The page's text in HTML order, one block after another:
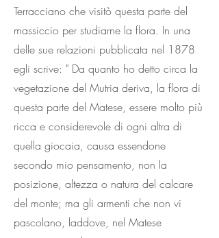
Terracciano che visitò questa parte del
massiccio per studiarne la flora. In una
delle sue relazioni pubblicata nel 1878
egli scrive: " Da quanto ho detto circa la
vegetazione del Mutria deriva, la flora di
questa parte del Matese, essere molto più
ricca e considerevole di ogni altra di
quella giocaia, causa essendone
secondo mio pensamento, non la
posizione, altezza o natura del calcare
del monte; ma gli armenti che non vi
pascolano, laddove, nel Matese